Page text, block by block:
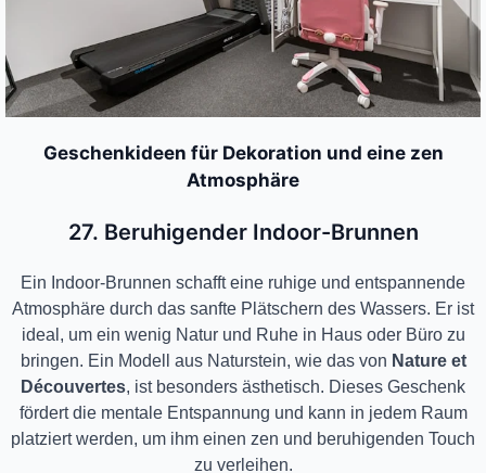
Geschenkideen für Dekoration und eine zen
Atmosphäre
27. Beruhigender Indoor-Brunnen
Ein Indoor-Brunnen schafft eine ruhige und entspannende
Atmosphäre durch das sanfte Plätschern des Wassers. Er ist
ideal, um ein wenig Natur und Ruhe in Haus oder Büro zu
bringen. Ein Modell aus Naturstein, wie das von Nature et
Découvertes, ist besonders ästhetisch. Dieses Geschenk
fördert die mentale Entspannung und kann in jedem Raum
platziert werden, um ihm einen zen und beruhigenden Touch
zu verleihen.